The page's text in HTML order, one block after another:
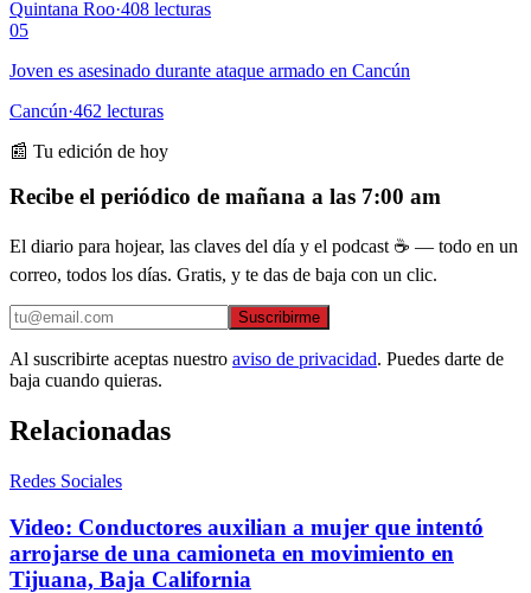
Quintana Roo·408 lecturas
05
Joven es asesinado durante ataque armado en Cancún
Cancún·462 lecturas
📰 Tu edición de hoy
Recibe el periódico de mañana a las 7:00 am
El diario para hojear, las claves del día y el podcast ☕ — todo en un
correo, todos los días. Gratis, y te das de baja con un clic.
Suscribirme
Al suscribirte aceptas nuestro aviso de privacidad. Puedes darte de
baja cuando quieras.
Relacionadas
Redes Sociales
Video: Conductores auxilian a mujer que intentó
arrojarse de una camioneta en movimiento en
Tijuana, Baja California